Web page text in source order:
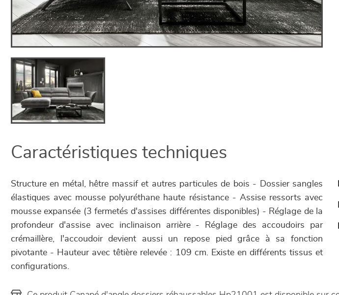
Caractéristiques techniques
Structure en métal, hêtre massif et autres particules de bois - Dossier sangles
élastiques avec mousse polyuréthane haute résistance - Assise ressorts avec
mousse expansée (3 fermetés d'assises différentes disponibles) - Réglage de la
profondeur d'assise avec inclinaison arrière - Réglage des accoudoirs par
crémaillère, l'accoudoir devient aussi un repose pied grâce à sa fonction
pivotante - Hauteur avec têtière relevée : 109 cm. Existe en différents tissus et
configurations.